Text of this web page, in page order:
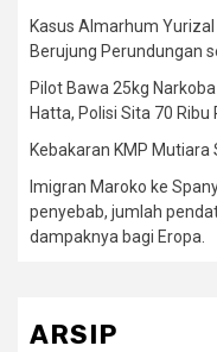
Kasus Almarhum
Berujung Perundungan
Pilot Bawa 25kg
Hatta, Polisi Sita 70 Ribu
Kebakaran KMP
Imigran Maroko ke
penyebab, jumlah
dampaknya bagi Eropa.
ARSIP